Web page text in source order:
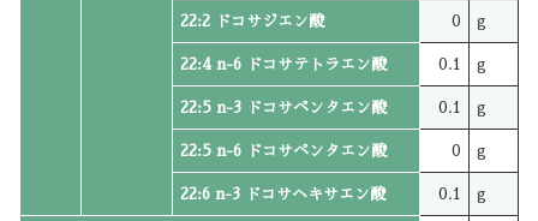
22:2 ドコサジエン酸 0 g
22:4 n-6 ドコサテトラエン酸 0.1 g
22:5 n-3 ドコサペンタエン酸 0.1 g
22:5 n-6 ドコサペンタエン酸 0 g
22:6 n-3 ドコサヘキサエン酸 0.1 g